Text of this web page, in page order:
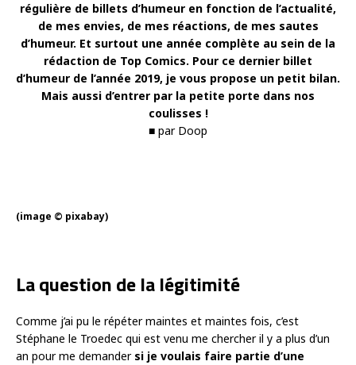
régulière de billets d’humeur en fonction de l’actualité,
de mes envies, de mes réactions, de mes sautes
d’humeur. Et surtout une année complète au sein de la
rédaction de Top Comics. Pour ce dernier billet
d’humeur de l’année 2019, je vous propose un petit bilan.
Mais aussi d’entrer par la petite porte dans nos
coulisses !
■ par Doop
(image © pixabay)
La question de la légitimité
Comme j’ai pu le répéter maintes et maintes fois, c’est
Stéphane le Troedec qui est venu me chercher il y a plus d’un
an pour me demander si je voulais faire partie d’une